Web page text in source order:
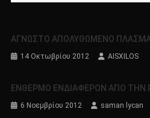
ΑΓΝΩΣΤΟ ΑΠΟΛΥΘΩΜΕΝΟ
14 Οκτωβρίου 2012 AISXILOS
ΕΝΘΕΡΜΟ ENΔΙΑΦΕΡΟΝ ΑΠΟ ΤΗΝ
6 Νοεμβρίου 2012 saman lycan